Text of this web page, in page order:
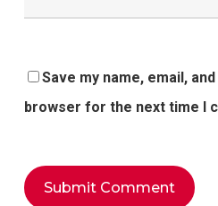
Save my name, email,
browser for the next time I